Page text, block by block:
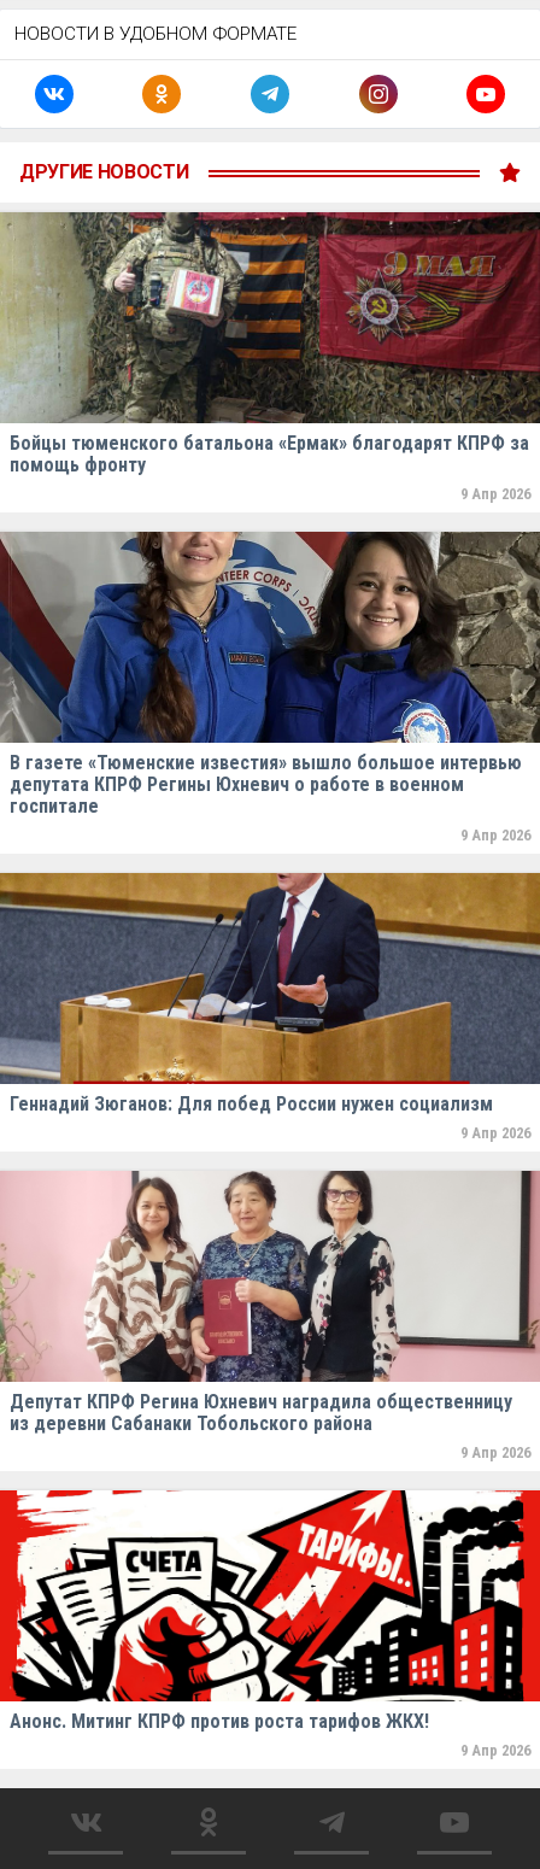
НОВОСТИ В УДОБНОМ ФОРМАТЕ
ДРУГИЕ НОВОСТИ
Бойцы тюменского батальона «Ермак» благодарят КПРФ за
помощь фронту
9 Апр 2026
В газете «Тюменские известия» вышло большое интервью
депутата КПРФ Регины Юхневич о работе в военном
госпитале
9 Апр 2026
Геннадий Зюганов: Для побед России нужен социализм
9 Апр 2026
Депутат КПРФ Регина Юхневич наградила общественницу
из деревни Сабанаки Тобольского района
9 Апр 2026
Анонс. Митинг КПРФ против роста тарифов ЖКХ!
9 Апр 2026